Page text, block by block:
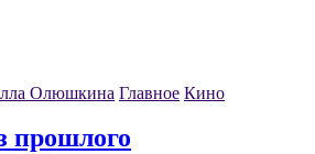
Олюшкина Главное Кино
прошлого